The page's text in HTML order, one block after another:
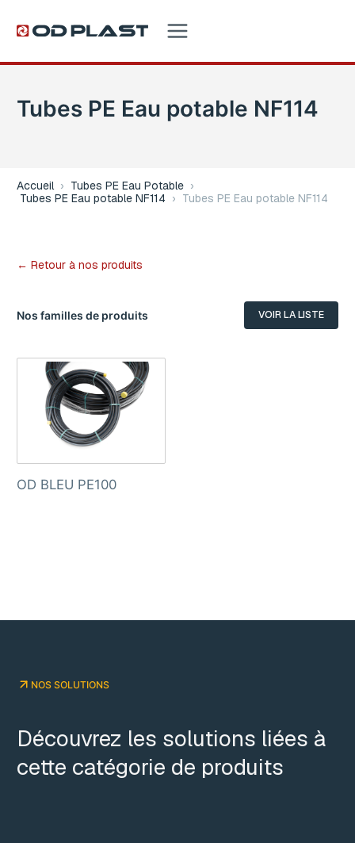
Tubes PE Eau potable NF114
Accueil › Tubes PE Eau Potable ›
Tubes PE Eau potable NF114 › Tubes PE Eau potable NF114
← Retour à nos produits
Nos familles de produits VOIR LA LISTE
OD BLEU PE100
NOS SOLUTIONS
Découvrez les solutions liées à
cette catégorie de produits